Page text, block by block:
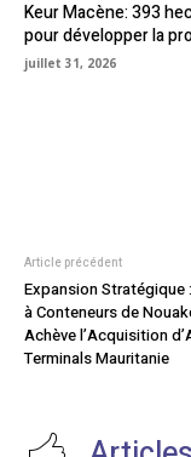
Keur Macène: 393
pour développer la
juillet 31, 2026
Article précédent
Expansion Stratégique
à Conteneurs de
Achève l’Acquisition
Terminals Mauritanie